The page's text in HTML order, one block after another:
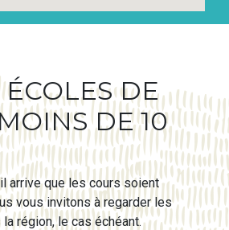
DE
DE 10
arrive que les cours soient
vous invitons à regarder les
région, le cas échéant.